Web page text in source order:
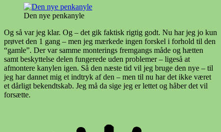
Den nye penkanyle
Og så var jeg klar. Og – det gik faktisk rigtig godt. Nu har jeg jo kun
prøvet den 1 gang – men jeg mærkede ingen forskel i forhold til den
“gamle”. Der var samme monterings fremgangs måde og hætten
samt beskyttelse delen fungerede uden problemer – ligeså at
afmontere kanylen igen. Så den næste tid vil jeg bruge den nye – til
jeg har dannet mig et indtryk af den – men til nu har det ikke været
et dårligt bekendtskab. Jeg må da sige jeg er lettet og håber det vil
forsætte.